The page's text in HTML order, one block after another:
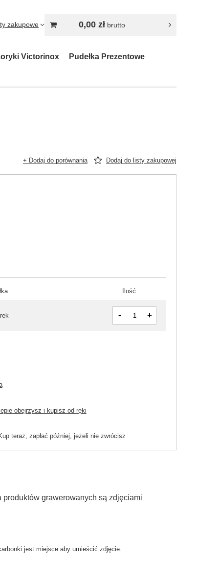
zakupowe 0,00 złbrutto
Victorinox Pudełka Prezentowe
+ Dodaj do porównania Dodaj do listy zakupowej
Ilość
- +
obejrzysz i kupisz od ręki
teraz, zapłać później, jeżeli nie zwrócisz
grawerowanych są zdjęciami
jest miejsce aby umieścić zdjęcie.